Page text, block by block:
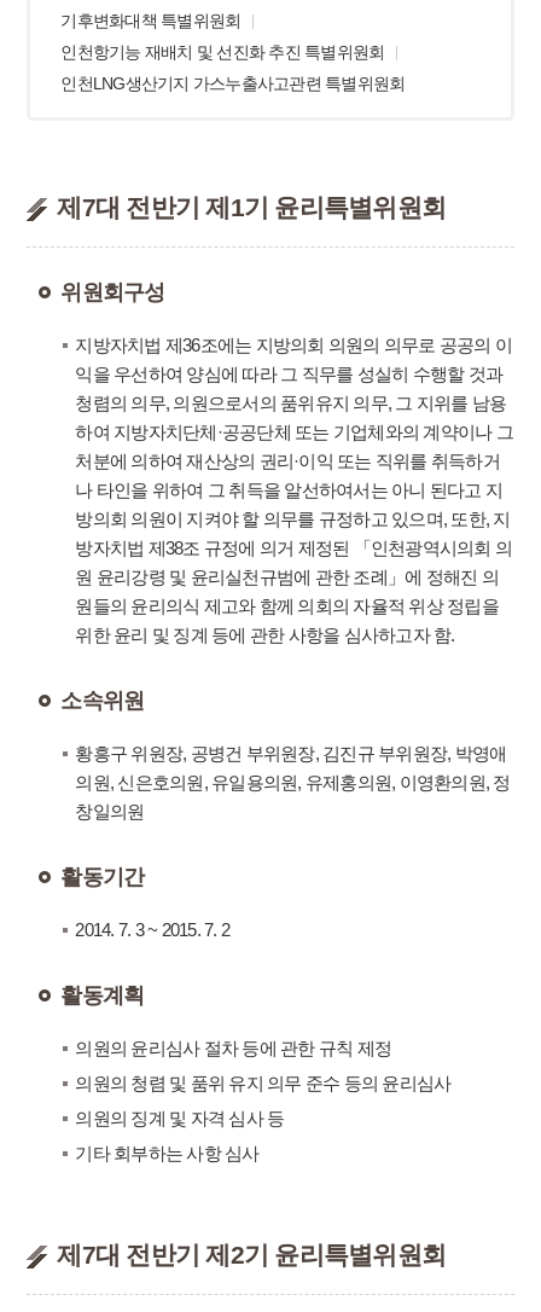
기후변화대책 특별위원회
인천항기능 재배치 및 선진화 추진 특별위원회
인천LNG생산기지 가스누출사고관련 특별위원회
제7대 전반기 제1기 윤리특별위원회
위원회구성
지방자치법 제36조에는 지방의회 의원의 의무로 공공의 이
익을 우선하여 양심에 따라 그 직무를 성실히 수행할 것과
청렴의 의무, 의원으로서의 품위유지 의무, 그 지위를 남용
하여 지방자치단체·공공단체 또는 기업체와의 계약이나 그
처분에 의하여 재산상의 권리·이익 또는 직위를 취득하거
나 타인을 위하여 그 취득을 알선하여서는 아니 된다고 지
방의회 의원이 지켜야 할 의무를 규정하고 있으며, 또한, 지
방자치법 제38조 규정에 의거 제정된 「인천광역시의회 의
원 윤리강령 및 윤리실천규범에 관한 조례」에 정해진 의
원들의 윤리의식 제고와 함께 의회의 자율적 위상 정립을
위한 윤리 및 징계 등에 관한 사항을 심사하고자 함.
소속위원
황흥구 위원장, 공병건 부위원장, 김진규 부위원장, 박영애
의원, 신은호의원, 유일용의원, 유제홍의원, 이영환의원, 정
창일의원
활동기간
2014. 7. 3 ~ 2015. 7. 2
활동계획
의원의 윤리심사 절차 등에 관한 규칙 제정
의원의 청렴 및 품위 유지 의무 준수 등의 윤리심사
의원의 징계 및 자격 심사 등
기타 회부하는 사항 심사
제7대 전반기 제2기 윤리특별위원회